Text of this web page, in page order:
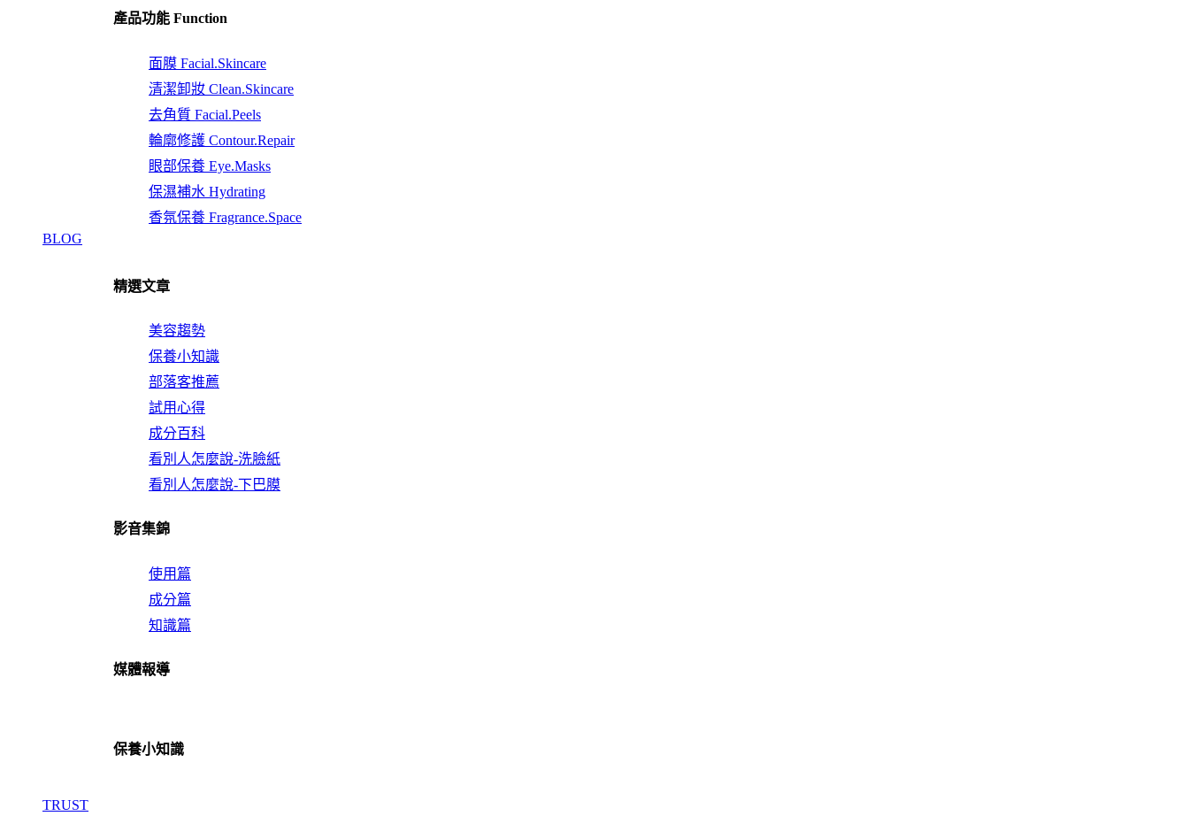
產品功能 Function
面膜 Facial.Skincare
清潔卸妝 Clean.Skincare
去角質 Facial.Peels
輪廓修護 Contour.Repair
眼部保養 Eye.Masks
保濕補水 Hydrating
香氛保養 Fragrance.Space
BLOG
精選文章
美容趨勢
保養小知識
部落客推薦
試用心得
成分百科
看別人怎麼說-洗臉紙
看別人怎麼說-下巴膜
影音集錦
使用篇
成分篇
知識篇
媒體報導
保養小知識
TRUST